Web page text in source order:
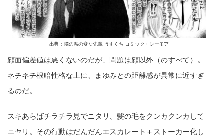
出典：隣の席の変な先輩 うすくち コミック・シーモア
顔面偏差値は悪くないのだが、問題は顔以外（のすべて）。
ネチネチ根暗性格な上に、まゆみとの距離感が異常に近すぎ
るのだ。
スキあらばチラチラ見でニタリ、髪の毛をクンカクンカして
ニヤリ。その行動はだんだんエスカレート＋ストーカー化し